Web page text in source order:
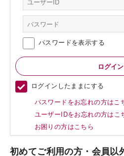
パスワードを表示する
ログインしたままにする
パスワードをお忘れの方はこ
ユーザーIDをお忘れの方はこ
お困りの方はこちら
初めてご利用の方・会員以